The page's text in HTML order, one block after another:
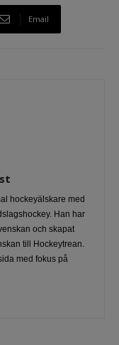
Email
hockeyälskare med
Han har
och skapat
till Hockeytrean.
med fokus på